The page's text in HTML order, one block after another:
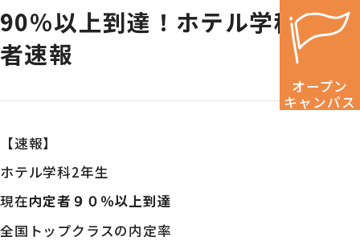
オープン
キャンパス
90％以上到達！ホテル学科 内定
者速報
【速報】
ホテル学科2年生
現在内定者９０％以上到達
全国トップクラスの内定率